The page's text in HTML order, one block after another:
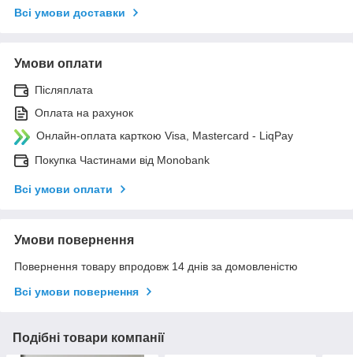
Всі умови доставки
Умови оплати
Післяплата
Оплата на рахунок
Онлайн-оплата карткою Visa, Mastercard - LiqPay
Покупка Частинами від Monobank
Всі умови оплати
Умови повернення
Повернення товару впродовж 14 днів за домовленістю
Всі умови повернення
Подібні товари компанії